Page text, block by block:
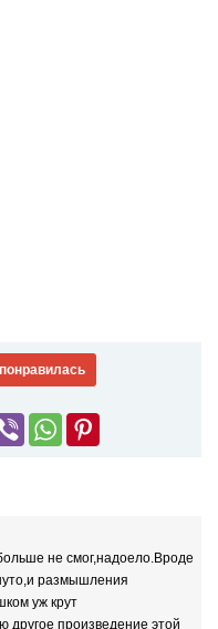
не смог,надоело.Вроде
размышления
уж крут
другое произведение этой